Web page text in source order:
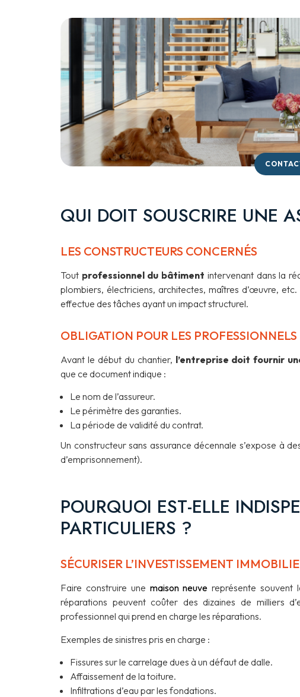
QUI DOIT SOUSCRIRE UNE
LES CONSTRUCTEURS CONCERNÉS
Tout professionnel du bâtiment intervenant dans la
plombiers, électriciens, architectes, maîtres d’œuvre,
effectue des tâches ayant un impact structurel.
OBLIGATION POUR LES PROFESSIONNELS
Avant le début du chantier, l’entreprise doit fournir
que ce document indique :
Le nom de l’assureur.
Le périmètre des garanties.
La période de validité du contrat.
Un constructeur sans assurance décennale s’expose à
d’emprisonnement).
POURQUOI EST-ELLE
PARTICULIERS ?
SÉCURISER L’INVESTISSEMENT
Faire construire une maison neuve représente
réparations peuvent coûter des dizaines de milliers
professionnel qui prend en charge les réparations.
Exemples de sinistres pris en charge :
Fissures sur le carrelage dues à un défaut de dalle.
Affaissement de la toiture.
Infiltrations d’eau par les fondations.